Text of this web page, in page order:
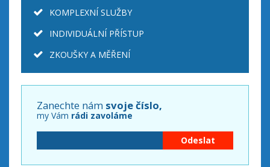
KOMPLEXNÍ SLUŽBY
INDIVIDUÁLNÍ PŘÍSTUP
ZKOUŠKY A MĚŘENÍ
Zanechte nám svoje číslo,
my Vám rádi zavoláme